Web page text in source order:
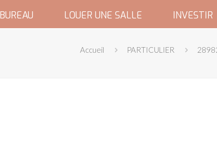
LOUER UNE SALLE INVESTIR
Accueil PARTICULIER